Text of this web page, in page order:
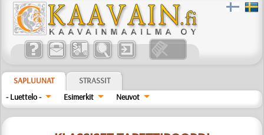
SAPLUUNAT
STRASSIT
- Luettelo -
Esimerkit Neuvot